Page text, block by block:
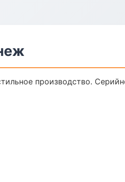
производство.